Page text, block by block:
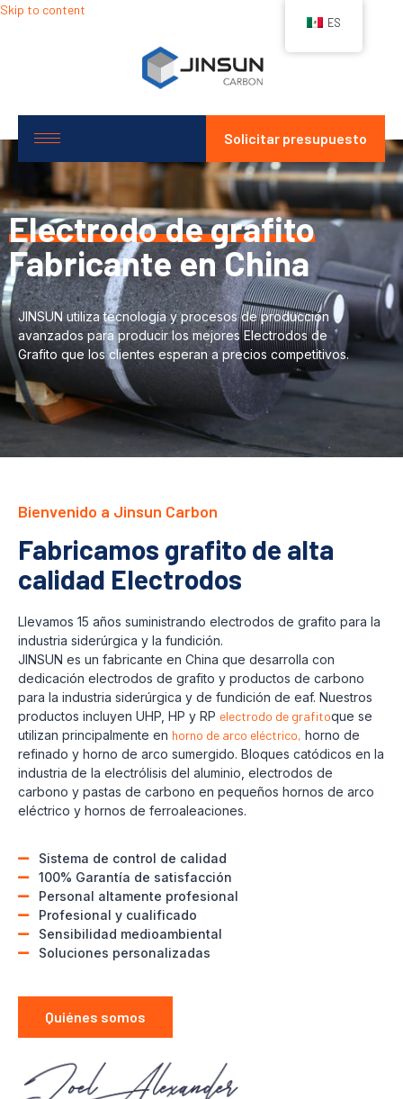
Skip to content
Solicitar presupuesto
Electrodo de grafito
Fabricante en China
JINSUN utiliza tecnología y procesos de producción
avanzados para producir los mejores Electrodos de
Grafito que los clientes esperan a precios competitivos.
Bienvenido a Jinsun Carbon
Fabricamos grafito de alta
calidad Electrodos
Llevamos 15 años suministrando electrodos de grafito para la
industria siderúrgica y la fundición.
JINSUN es un fabricante en China que desarrolla con
dedicación electrodos de grafito y productos de carbono
para la industria siderúrgica y de fundición de eaf. Nuestros
productos incluyen UHP, HP y RP electrodo de grafitoque se
utilizan principalmente en horno de arco eléctrico, horno de
refinado y horno de arco sumergido. Bloques catódicos en la
industria de la electrólisis del aluminio, electrodos de
carbono y pastas de carbono en pequeños hornos de arco
eléctrico y hornos de ferroaleaciones.
Sistema de control de calidad
100% Garantía de satisfacción
Personal altamente profesional
Profesional y cualificado
Sensibilidad medioambiental
Soluciones personalizadas
Quiénes somos
ES